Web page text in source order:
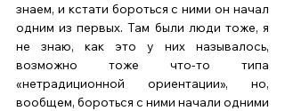
знаем, и кстати бороться с ними он начал
одним из первых. Там были люди тоже, я
не знаю, как это у них называлось,
возможно тоже что-то типа
«нетрадиционной ориентации», но,
вообщем, бороться с ними начали одними